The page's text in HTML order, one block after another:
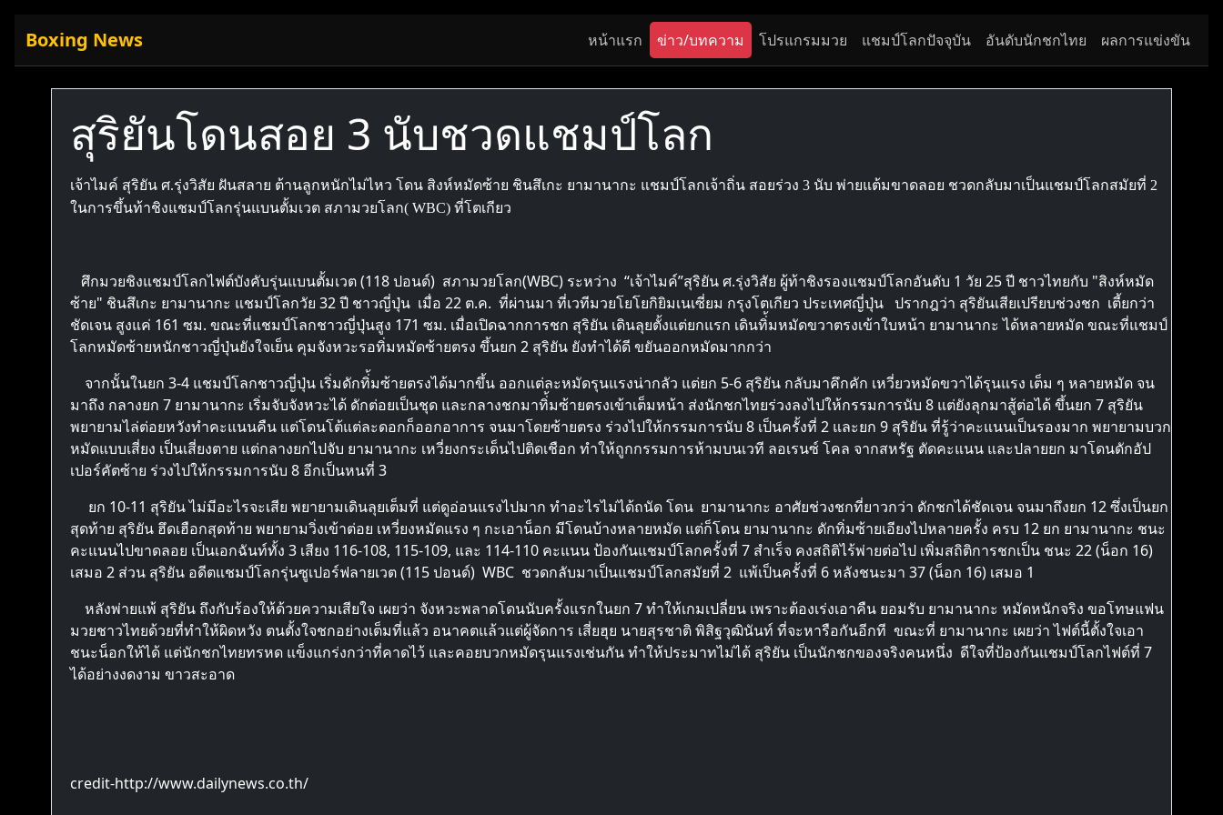
Boxing News หน้าแรก ข่าว/บทความ โปรแกรมมวย แชมป์โลกปัจจุบัน อันดับนักชกไทย ผลการแข่งขัน
สุริยันโดนสอย 3 นับชวดแชมป์โลก
เจ้าไมค์ สุริยัน ศ.รุ่งวิสัย ฝันสลาย ต้านลูกหนักไม่ไหว โดน สิงห์หมัดซ้าย ชินสึเกะ ยามานากะ แชมป์โลกเจ้าถิ่น สอยร่วง 3 นับ พ่ายแต้มขาดลอย ชวดกลับมาเป็นแชมป์โลกสมัยที่ 2
ในการขึ้นท้าชิงแชมป์โลกรุ่นแบนตั้มเวต สภามวยโลก( WBC) ที่โตเกียว
ศึกมวยชิงแชมป์โลกไฟต์บังคับรุ่นแบนตั้มเวต (118 ปอนด์) สภามวยโลก(WBC) ระหว่าง “เจ้าไมค์”สุริยัน ศ.รุ่งวิสัย ผู้ท้าชิงรองแชมป์โลกอันดับ 1 วัย 25 ปี ชาวไทยกับ "สิงห์หมัด
ซ้าย" ชินสึเกะ ยามานากะ แชมป์โลกวัย 32 ปี ชาวญี่ปุ่น เมื่อ 22 ต.ค. ที่ผ่านมา ที่เวทีมวยโยโยกิยิมเนเซี่ยม กรุงโตเกียว ประเทศญี่ปุ่น ปรากฎว่า สุริยันเสียเปรียบช่วงชก เตี้ยกว่า
ชัดเจน สูงแค่ 161 ซม. ขณะที่แชมป์โลกชาวญี่ปุ่นสูง 171 ซม. เมื่อเปิดฉากการชก สุริยัน เดินลุยตั้งแต่ยกแรก เดินทิ่้มหมัดขวาตรงเข้าใบหน้า ยามานากะ ได้หลายหมัด ขณะที่แชมป์
โลกหมัดซ้ายหนักชาวญี่ปุ่นยังใจเย็น คุมจังหวะรอทิ่มหมัดซ้ายตรง ขึ้นยก 2 สุริยัน ยังทำได้ดี ขยันออกหมัดมากกว่า
จากนั้นในยก 3-4 แชมป์โลกชาวญี่ปุ่น เริ่มดักทิ่้มซ้ายตรงได้มากขึ้น ออกแต่ละหมัดรุนแรงน่ากลัว แต่ยก 5-6 สุริยัน กลับมาคึกคัก เหวี่ยวหมัดขวาได้รุนแรง เต็ม ๆ หลายหมัด จน
มาถึง กลางยก 7 ยามานากะ เริ่มจับจังหวะได้ ดักต่อยเป็นชุด และกลางชกมาทิ่้มซ้ายตรงเข้าเต็มหน้า ส่งนักชกไทยร่วงลงไปให้กรรมการนับ 8 แต่ยังลุกมาสู้ต่อได้ ขึ้นยก 7 สุริยัน
พยายามไล่ต่อยหวังทำคะแนนคืน แต่โดนโต้แต่ละดอกก็ออกอาการ จนมาโดยซ้ายตรง ร่วงไปให้กรรมการนับ 8 เป็นครั้งที่ 2 และยก 9 สุริยัน ที่รู้ว่าคะแนนเป็นรองมาก พยายามบวก
หมัดแบบเสี่ยง เป็นเสี่ยงตาย แต่กลางยกไปจับ ยามานากะ เหวี่ยงกระเด็นไปติดเชือก ทำให้ถูกกรรมการห้ามบนเวที ลอเรนซ์ โคล จากสหรัฐ ตัดคะแนน และปลายยก มาโดนดักอัป
เปอร์คัตซ้าย ร่วงไปให้กรรมการนับ 8 อีกเป็นหนที่ 3
ยก 10-11 สุริยัน ไม่มีอะไรจะเสีย พยายามเดินลุยเต็มที่ แต่ดูอ่อนแรงไปมาก ทำอะไรไม่ได้ถนัด โดน ยามานากะ อาศัยช่วงชกที่ยาวกว่า ดักชกได้ชัดเจน จนมาถึงยก 12 ซึ่งเป็นยก
สุดท้าย สุริยัน ฮึดเฮือกสุดท้าย พยายามวิ่งเข้าต่อย เหวี่ยงหมัดแรง ๆ กะเอาน็อก มีโดนบ้างหลายหมัด แต่ก็โดน ยามานากะ ดักทิ่มซ้ายเอียงไปหลายครั้ง ครบ 12 ยก ยามานากะ ชนะ
คะแนนไปขาดลอย เป็นเอกฉันท์ทั้ง 3 เสียง 116-108, 115-109, และ 114-110 คะแนน ป้องกันแชมป์โลกครั้งที่ 7 สำเร็จ คงสถิติไร้พ่ายต่อไป เพิ่มสถิติการชกเป็น ชนะ 22 (น็อก 16)
เสมอ 2 ส่วน สุริยัน อดีตแชมป์โลกรุ่นซูเปอร์ฟลายเวต (115 ปอนด์) WBC ชวดกลับมาเป็นแชมป์โลกสมัยที่ 2 แพ้เป็นครั้งที่ 6 หลังชนะมา 37 (น็อก 16) เสมอ 1
หลังพ่ายแพ้ สุริยัน ถึงกับร้องให้ด้วยความเสียใจ เผยว่า จังหวะพลาดโดนนับครั้งแรกในยก 7 ทำให้เกมเปลี่ยน เพราะต้องเร่งเอาคืน ยอมรับ ยามานากะ หมัดหนักจริง ขอโทษแฟน
มวยชาวไทยด้วยที่ทำให้ผิดหวัง ตนตั้งใจชกอย่างเต็มที่แล้ว อนาคตแล้วแต่ผู้จัดการ เสี่ยฮุย นายสุรชาติ พิสิฐวุฒินันท์ ที่จะหารือกันอีกที ขณะที่ ยามานากะ เผยว่า ไฟต์นี้ตั้งใจเอา
ชนะน็อกให้ได้ แต่นักชกไทยทรหด แข็งแกร่งกว่าที่คาดไว้ และคอยบวกหมัดรุนแรงเช่นกัน ทำให้ประมาทไม่ได้ สุริยัน เป็นนักชกของจริงคนหนึ่ง ดีใจที่ป้องกันแชมป์โลกไฟต์ที่ 7
ได้อย่างงดงาม ขาวสะอาด
credit-http://www.dailynews.co.th/